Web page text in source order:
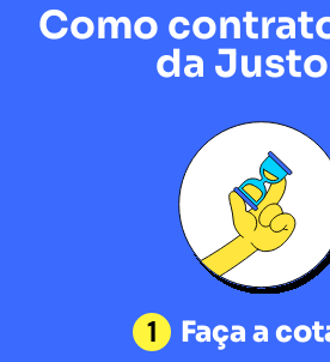
Como
da
1 Faça a